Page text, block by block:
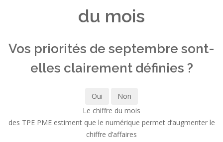
du mois
Vos priorités de septembre sont-
elles clairement définies ?
Oui
Non
Le chiffre du mois
des TPE PME estiment que le numérique permet d’augmenter le
chiffre d’affaires